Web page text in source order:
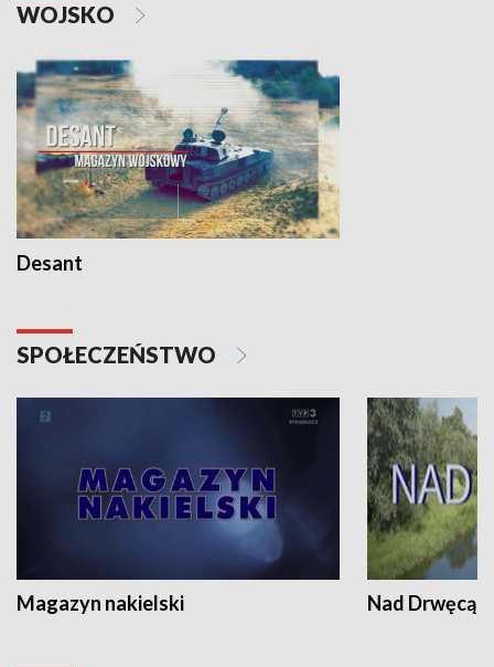
WOJSKO
Desant
SPOŁECZEŃSTWO
Magazyn nakielski Nad Drwęcą